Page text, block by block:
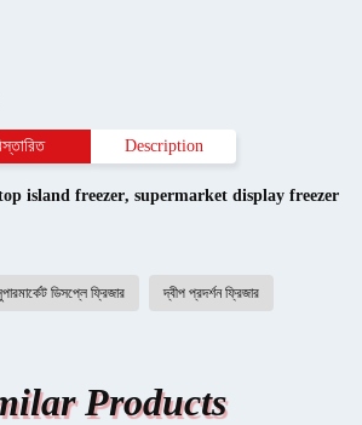
Description
island freezer, supermarket display freezer
ডিসপ্লে ফ্রিজার দ্বীপ প্রদর্শন ফ্রিজার
Products